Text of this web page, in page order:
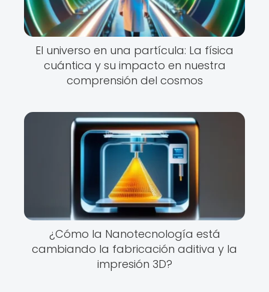
El universo en una partícula: La física
cuántica y su impacto en nuestra
comprensión del cosmos
¿Cómo la Nanotecnología está
cambiando la fabricación aditiva y la
impresión 3D?